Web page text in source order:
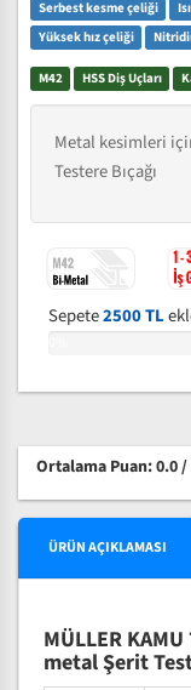
Serbest kesme çeliği
Yüksek hız çeliği
M42 HSS Diş Uçları
Metal kesimleri
Testere Bıçağı
Sepete2500 TL
Ortalama Puan: 0.0 /
ÜRÜN AÇIKLAMASI
MÜLLER
metal Şerit